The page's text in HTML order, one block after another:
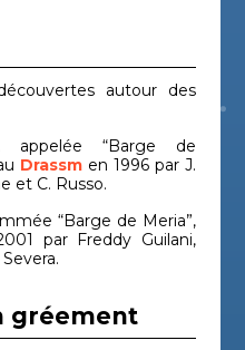
autour des
appelée “Barge de
Drassm en 1996 par J.
et C. Russo.
“Barge de Meria”,
par Freddy Guilani,
gréement